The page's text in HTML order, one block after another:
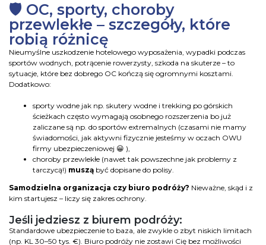
🛡️ OC, sporty, choroby
przewlekłe – szczegóły, które
robią różnicę
Nieumyślne uszkodzenie hotelowego wyposażenia, wypadki podczas
sportów wodnych, potrącenie rowerzysty, szkoda na skuterze – to
sytuacje, które bez dobrego OC kończą się ogromnymi kosztami.
Dodatkowo:
sporty wodne jak np. skutery wodne i trekking po górskich
ścieżkach często wymagają osobnego rozszerzenia bo już
zaliczane są np. do sportów extremalnych (czasami nie mamy
świadomości, jak aktywni fizycznie jesteśmy w oczach OWU
firmy ubezpieczeniowej 😀 ),
choroby przewlekłe (nawet tak powszechne jak problemy z
tarczycą!) muszą być dopisane do polisy.
Samodzielna organizacja czy biuro podróży? Nieważne, skąd i z
kim startujesz – liczy się zakres ochrony.
Jeśli jedziesz z biurem podróży:
Standardowe ubezpieczenie to baza, ale zwykle o zbyt niskich limitach
(np. KL 30–50 tys. €). Biuro podróży nie zostawi Cię bez możliwości